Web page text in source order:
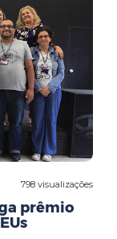
798 visualizações
prêmio